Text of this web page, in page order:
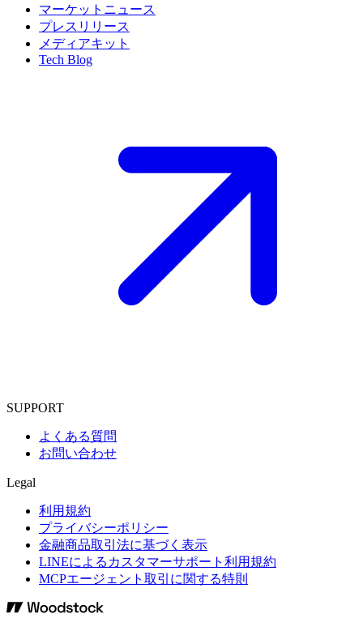
マーケットニュース
プレスリリース
メディアキット
Tech Blog
SUPPORT
よくある質問
お問い合わせ
Legal
利用規約
プライバシーポリシー
金融商品取引法に基づく表示
LINEによるカスタマーサポート利用規約
MCPエージェント取引に関する特則